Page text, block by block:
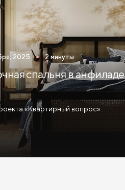
2025 2 минуты
спальня в анфиладе
«Квартирный вопрос»